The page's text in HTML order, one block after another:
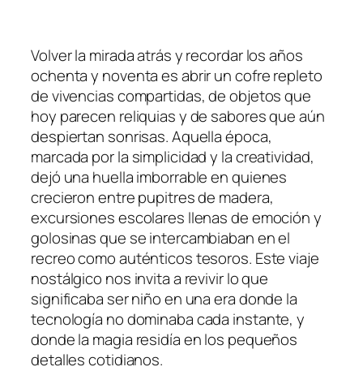
Volver la mirada atrás y recordar los años
ochenta y noventa es abrir un cofre repleto
de vivencias compartidas, de objetos que
hoy parecen reliquias y de sabores que aún
despiertan sonrisas. Aquella época,
marcada por la simplicidad y la creatividad,
dejó una huella imborrable en quienes
crecieron entre pupitres de madera,
excursiones escolares llenas de emoción y
golosinas que se intercambiaban en el
recreo como auténticos tesoros. Este viaje
nostálgico nos invita a revivir lo que
significaba ser niño en una era donde la
tecnología no dominaba cada instante, y
donde la magia residía en los pequeños
detalles cotidianos.